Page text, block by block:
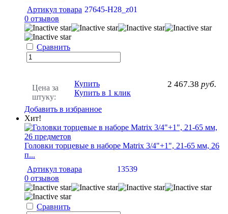
Артикул товара 27645-H28_z01
0 отзывов
Сравнить
Цена за
штуку:
2 467.38 руб.
Купить
Купить в 1 клик
Добавить в избранное
Хит!
Головки торцевые в наборе Matrix 3/4"+1", 21-65 мм, 26
п...
Артикул товара
13539
0 отзывов
Сравнить